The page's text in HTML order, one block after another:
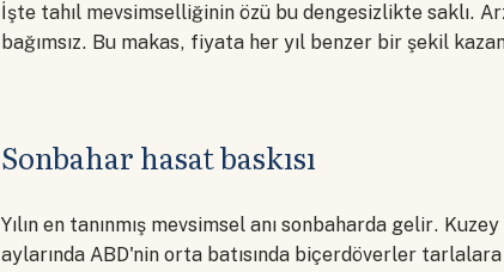
İşte tahıl mevsimselliğinin özü bu dengesizlikte saklı.
bağımsız. Bu makas, fiyata her yıl benzer bir şekil
Sonbahar hasat baskısı
Yılın en tanınmış mevsimsel anı sonbaharda gelir.
aylarında ABD'nin orta batısında biçerdöverler